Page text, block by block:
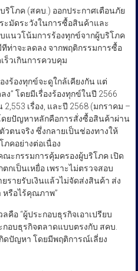
โภค (สคบ.) ออกประกาศเตือนภัย
ะมัดระวังในการซื้อสินค้าและ
แนวโน้มการร้องทุกข์จากผู้บริโภค
ท่าจะลดลง จากพฤติกรรมการซื้อ
วเกินการควบคุม
ร้องทุกข์จะดูใกล้เคียงกัน แต่
” โดยมีเรื่องร้องทุกข์ในปี 2566
2,553 เรื่อง, และปี 2568 (มกราคม –
ดยปัญหาหลักคือการสั่งซื้อสินค้าผ่าน
ตนจริง ซึ่งกลายเป็นช่องทางให้
ภคอย่างต่อเนื่อง
ะกรรมการคุ้มครองผู้บริโภค เปิด
กเป็นเหยื่อ เพราะไม่ตรวจสอบ
รายรับเงินแล้วไม่จัดส่งสินค้า ส่ง
รือไร้คุณภาพ”
อ “ผู้ประกอบธุรกิจเอาเปรียบ
กอบธุรกิจตลาดแบบตรงกับ สคบ.
ดปัญหา โดยมีพฤติการณ์เลี่ยง